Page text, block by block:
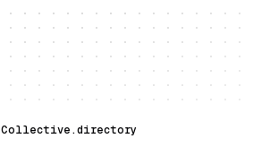
Collective.directory